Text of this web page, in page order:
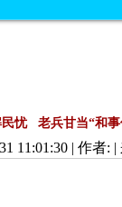
忧 老兵甘当“和
11:01:30 | 作者: |